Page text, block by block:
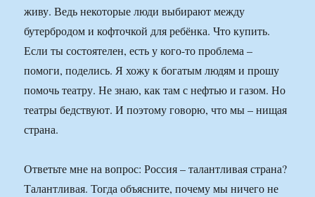
живу. Ведь некоторые люди выбирают между
бутербродом и кофточкой для ребёнка. Что купить.
Если ты состоятелен, есть у кого-то проблема –
помоги, поделись. Я хожу к богатым людям и прошу
помочь театру. Не знаю, как там с нефтью и газом. Но
театры бедствуют. И поэтому говорю, что мы – нищая
страна.
Ответьте мне на вопрос: Россия – талантливая страна?
Талантливая. Тогда объясните, почему мы ничего не